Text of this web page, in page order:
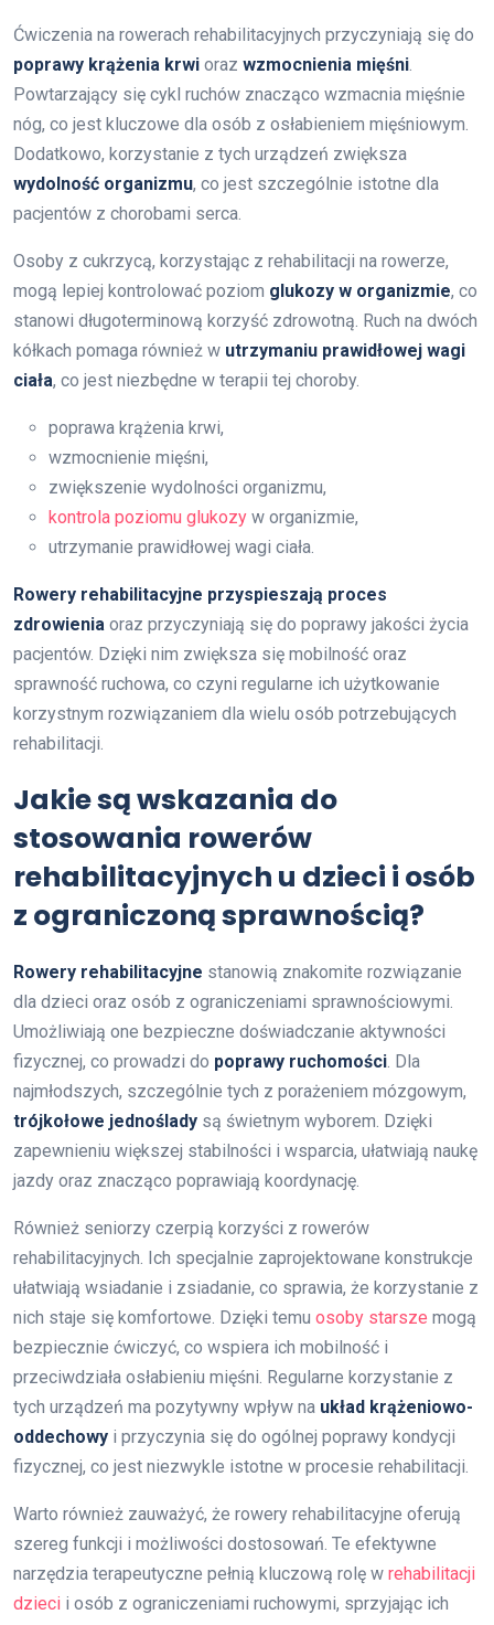
Ćwiczenia na rowerach rehabilitacyjnych przyczyniają się do
poprawy krążenia krwi oraz wzmocnienia mięśni.
Powtarzający się cykl ruchów znacząco wzmacnia mięśnie
nóg, co jest kluczowe dla osób z osłabieniem mięśniowym.
Dodatkowo, korzystanie z tych urządzeń zwiększa
wydolność organizmu, co jest szczególnie istotne dla
pacjentów z chorobami serca.
Osoby z cukrzycą, korzystając z rehabilitacji na rowerze,
mogą lepiej kontrolować poziom glukozy w organizmie, co
stanowi długoterminową korzyść zdrowotną. Ruch na dwóch
kółkach pomaga również w utrzymaniu prawidłowej wagi
ciała, co jest niezbędne w terapii tej choroby.
poprawa krążenia krwi,
wzmocnienie mięśni,
zwiększenie wydolności organizmu,
kontrola poziomu glukozy w organizmie,
utrzymanie prawidłowej wagi ciała.
Rowery rehabilitacyjne przyspieszają proces
zdrowienia oraz przyczyniają się do poprawy jakości życia
pacjentów. Dzięki nim zwiększa się mobilność oraz
sprawność ruchowa, co czyni regularne ich użytkowanie
korzystnym rozwiązaniem dla wielu osób potrzebujących
rehabilitacji.
Jakie są wskazania do
stosowania rowerów
rehabilitacyjnych u dzieci i osób
z ograniczoną sprawnością?
Rowery rehabilitacyjne stanowią znakomite rozwiązanie
dla dzieci oraz osób z ograniczeniami sprawnościowymi.
Umożliwiają one bezpieczne doświadczanie aktywności
fizycznej, co prowadzi do poprawy ruchomości. Dla
najmłodszych, szczególnie tych z porażeniem mózgowym,
trójkołowe jednoślady są świetnym wyborem. Dzięki
zapewnieniu większej stabilności i wsparcia, ułatwiają naukę
jazdy oraz znacząco poprawiają koordynację.
Również seniorzy czerpią korzyści z rowerów
rehabilitacyjnych. Ich specjalnie zaprojektowane konstrukcje
ułatwiają wsiadanie i zsiadanie, co sprawia, że korzystanie z
nich staje się komfortowe. Dzięki temu osoby starsze mogą
bezpiecznie ćwiczyć, co wspiera ich mobilność i
przeciwdziała osłabieniu mięśni. Regularne korzystanie z
tych urządzeń ma pozytywny wpływ na układ krążeniowo-
oddechowy i przyczynia się do ogólnej poprawy kondycji
fizycznej, co jest niezwykle istotne w procesie rehabilitacji.
Warto również zauważyć, że rowery rehabilitacyjne oferują
szereg funkcji i możliwości dostosowań. Te efektywne
narzędzia terapeutyczne pełnią kluczową rolę w rehabilitacji
dzieci i osób z ograniczeniami ruchowymi, sprzyjając ich